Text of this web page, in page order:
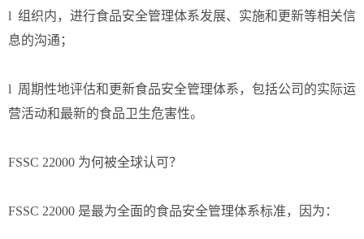
l 组织内，进行食品安全管理体系发展、实施和更新等相关信
息的沟通；
l 周期性地评估和更新食品安全管理体系，包括公司的实际运
营活动和最新的食品卫生危害性。
FSSC 22000 为何被全球认可？
FSSC 22000 是最为全面的食品安全管理体系标准，因为：